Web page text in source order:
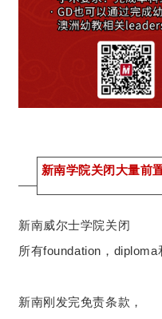
新南学院关闭大量前
新南威尔士学院关闭
所有foundation，
新南刚发完免责条款，